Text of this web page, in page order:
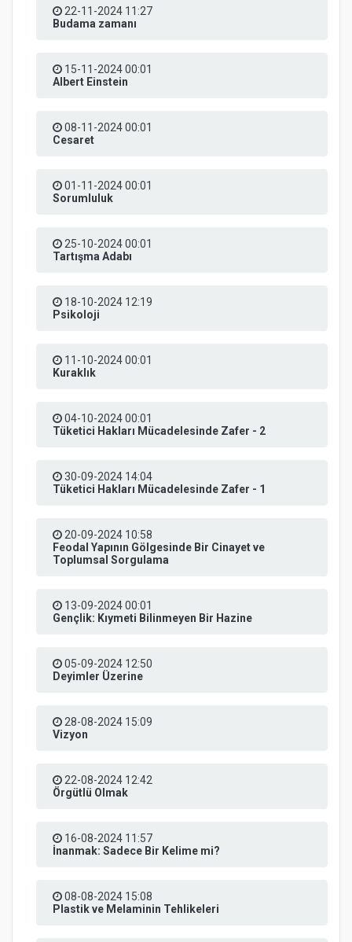
22-11-2024 11:27
Budama zamanı
15-11-2024 00:01
Albert Einstein
08-11-2024 00:01
Cesaret
01-11-2024 00:01
Sorumluluk
25-10-2024 00:01
Tartışma Adabı
18-10-2024 12:19
Psikoloji
11-10-2024 00:01
Kuraklık
04-10-2024 00:01
Tüketici Hakları Mücadelesinde Zafer - 2
30-09-2024 14:04
Tüketici Hakları Mücadelesinde Zafer - 1
20-09-2024 10:58
Feodal Yapının Gölgesinde Bir Cinayet ve
Toplumsal Sorgulama
13-09-2024 00:01
Gençlik: Kıymeti Bilinmeyen Bir Hazine
05-09-2024 12:50
Deyimler Üzerine
28-08-2024 15:09
Vizyon
22-08-2024 12:42
Örgütlü Olmak
16-08-2024 11:57
İnanmak: Sadece Bir Kelime mi?
08-08-2024 15:08
Plastik ve Melaminin Tehlikeleri